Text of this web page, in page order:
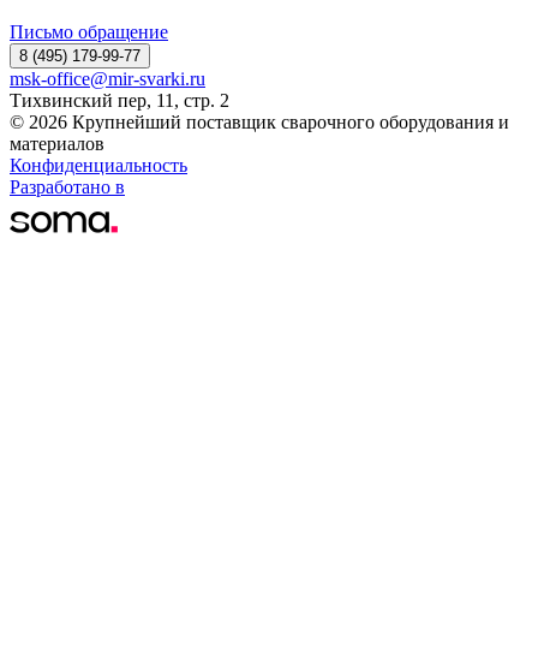
Письмо обращение
8 (495) 179-99-77
msk-office@mir-svarki.ru
Тихвинский пер, 11, стр. 2
© 2026 Крупнейший поставщик сварочного оборудования и
материалов
Конфиденциальность
Разработано в